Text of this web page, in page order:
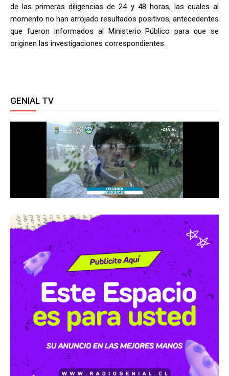
de las primeras diligencias de 24 y 48 horas, las cuales al
momento no han arrojado resultados positivos, antecedentes
que fueron informados al Ministerio Público para que se
originen las investigaciones correspondientes.
GENIAL TV